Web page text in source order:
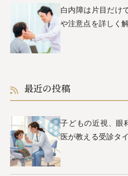
白内障は片目だけ
や注意点を詳しく
最近の投稿
子どもの近視、眼
医が教える受診タ